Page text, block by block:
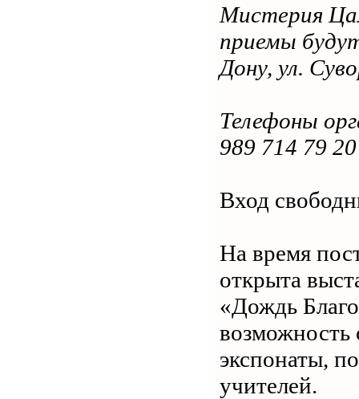
Мистерия
приемы
Дону, ул.
Телефоны
989 714 79
Вход
На время
открыта
«Дождь
возможность
экспонаты,
учителей.